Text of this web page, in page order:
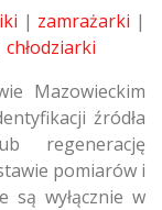
| zamrażarki |
chłodziarki
Mazowieckim
źródła
regenerację
pomiarów i
są wyłącznie w